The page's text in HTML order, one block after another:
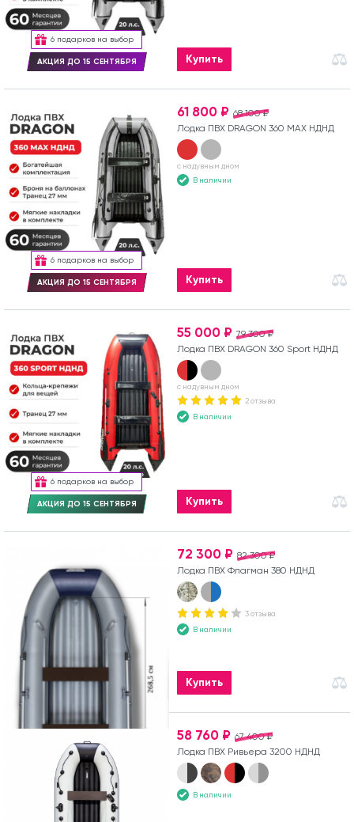
6 подарков на выбор
АКЦИЯ ДО 15 СЕНТЯБРЯ Купить
6 подарков на выбор
АКЦИЯ ДО 15 СЕНТЯБРЯ
68 100 ₽
61 800 ₽
Лодка ПВХ DRAGON 360 MAX НДНД
с надувным дном
В наличии
Купить
6 подарков на выбор
АКЦИЯ ДО 15 СЕНТЯБРЯ
79 300 ₽
55 000 ₽
Лодка ПВХ DRAGON 360 Sport НДНД
с надувным дном
2 отзыва
В наличии
Купить
82 300 ₽
72 300 ₽
Лодка ПВХ Флагман 380 НДНД
3 отзыва
В наличии
Купить
67 400 ₽
58 760 ₽
Лодка ПВХ Ривьера 3200 НДНД
В наличии